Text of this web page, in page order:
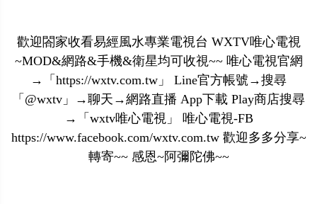
歡迎閤家收看易經風水專業電視台 WXTV唯心電視
~MOD&網路&手機&衛星均可收視~~ 唯心電視官網
→「https://wxtv.com.tw」 Line官方帳號→搜尋
「@wxtv」→聊天→網路直播 App下載 Play商店搜尋
→「wxtv唯心電視」 唯心電視-FB
https://www.facebook.com/wxtv.com.tw 歡迎多多分享~
轉寄~~ 感恩~阿彌陀佛~~